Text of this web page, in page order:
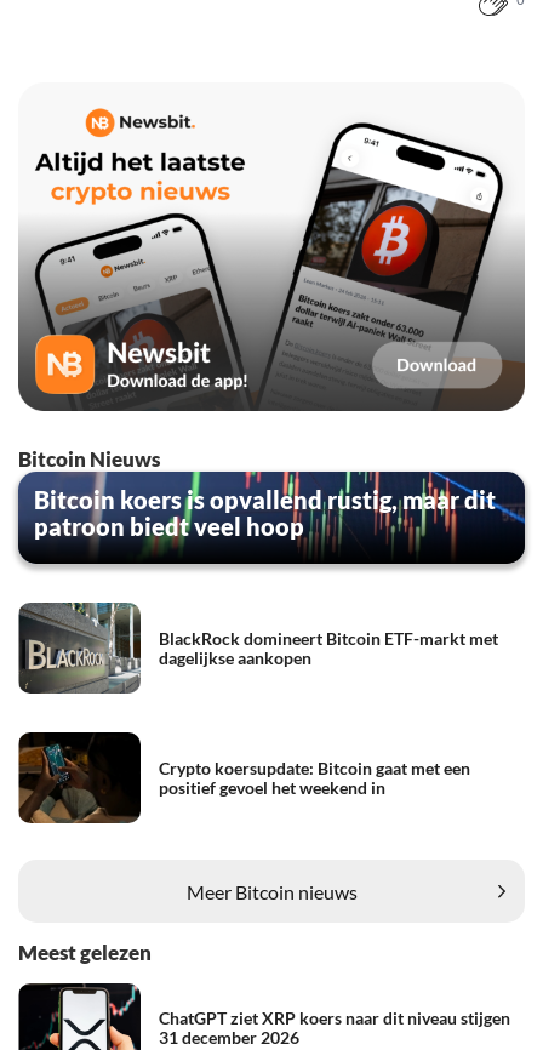
Bitcoin Nieuws
Bitcoin koers is opvallend rustig, maar dit
patroon biedt veel hoop
BlackRock domineert Bitcoin ETF-markt met
dagelijkse aankopen
Crypto koersupdate: Bitcoin gaat met een
positief gevoel het weekend in
Meer Bitcoin nieuws
Meest gelezen
ChatGPT ziet XRP koers naar dit niveau stijgen
31 december 2026